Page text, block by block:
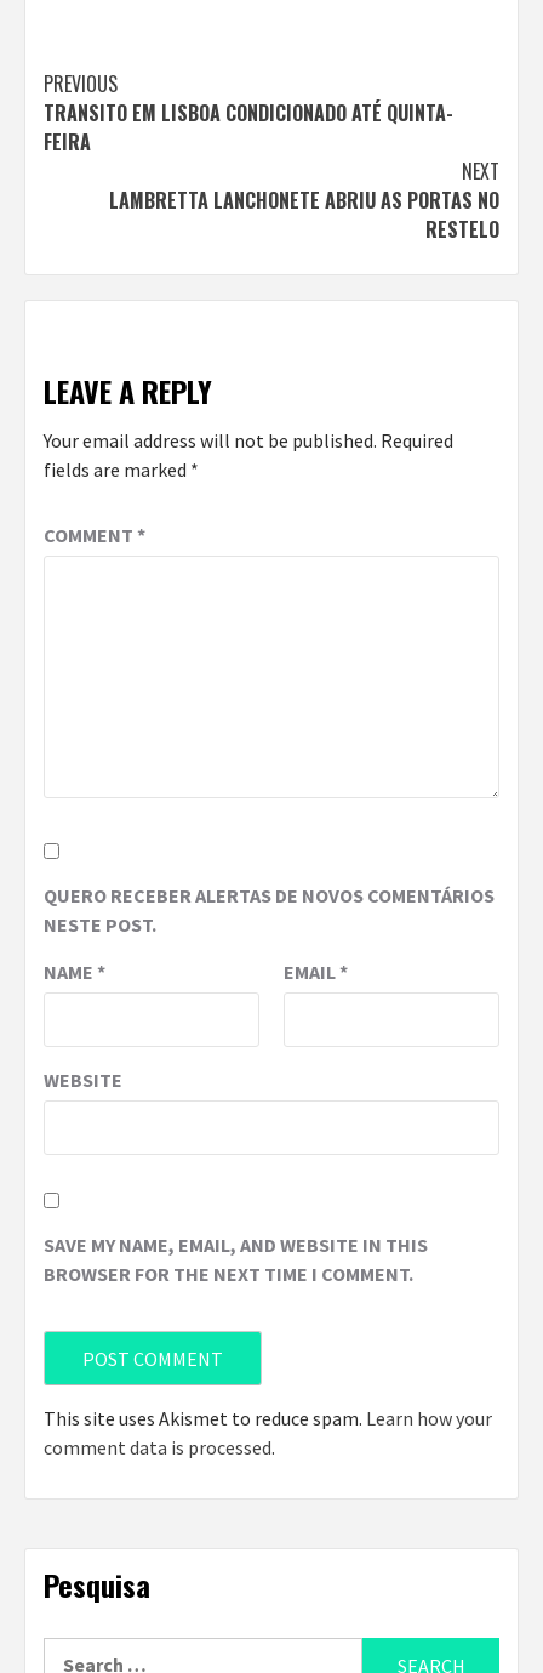
Continue
Reading
PREVIOUS
TRANSITO EM LISBOA CONDICIONADO ATÉ QUINTA-
FEIRA
NEXT
LAMBRETTA LANCHONETE ABRIU AS PORTAS NO
RESTELO
LEAVE A REPLY
Your email address will not be published. Required
fields are marked *
COMMENT *
QUERO RECEBER ALERTAS DE NOVOS COMENTÁRIOS
NESTE POST.
NAME * EMAIL*
WEBSITE
SAVE MY NAME, EMAIL, AND WEBSITE IN THIS
BROWSER FOR THE NEXT TIME I COMMENT.
This site uses Akismet to reduce spam. Learn how your
comment data is processed.
Pesquisa